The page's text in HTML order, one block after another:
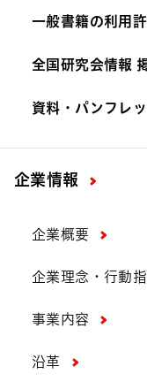
一般書籍の利用
全国研究会情報
資料・パンフレ
企業情報
企業概要
企業理念・行動
事業内容
沿革